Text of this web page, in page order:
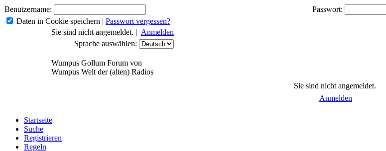
Benutzername:
Passwort:
Daten in Cookie speichern | Passwort vergessen?
Sie sind nicht angemeldet. | Anmelden
Sprache auswählen:
Wumpus Gollum Forum von
Wumpus Welt der (alten) Radios
Sie sind nicht angemeldet.
Anmelden
Startseite
Suche
Registrieren
Regeln